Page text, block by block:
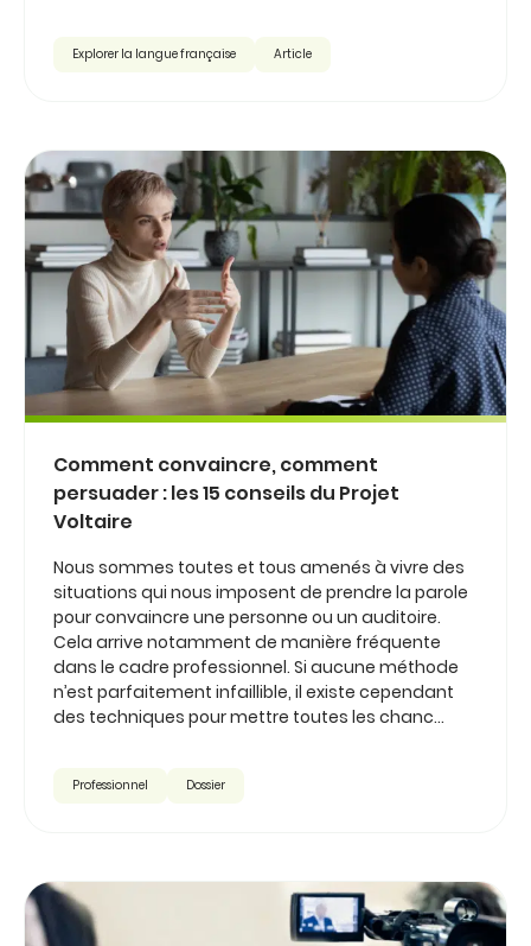
Explorer la langue française Article
Comment convaincre, comment
persuader : les 15 conseils du Projet
Voltaire
Nous sommes toutes et tous amenés à vivre des
situations qui nous imposent de prendre la parole
pour convaincre une personne ou un auditoire.
Cela arrive notamment de manière fréquente
dans le cadre professionnel. Si aucune méthode
n’est parfaitement infaillible, il existe cependant
des techniques pour mettre toutes les chanc...
Professionnel Dossier